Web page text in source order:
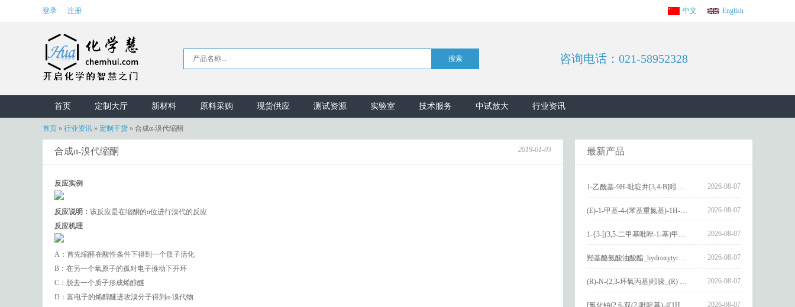
登录 注册 中文 English
咨询电话：021-58952328
首页 定制大厅 新材料 原料采购 现货供应 测试资源 实验室 技术服务 中试放大 行业资讯
首页 » 行业资讯 » 定制干货 » 合成α-溴代缩酮
合成α-溴代缩酮 2019-01-03
反应实例
反应说明： 该反应是在缩酮的α位进行溴代的反应
反应机理
A：首先缩醛在酸性条件下得到一个质子活化
B：在另一个氧原子的孤对电子推动下开环
C：脱去一个质子形成烯醇醚
D：富电子的烯醇醚进攻溴分子得到α-溴代物
最新产品
2026-08-07
2026-08-07
2026-08-07
2026-08-07
2026-08-07
2026-08-07